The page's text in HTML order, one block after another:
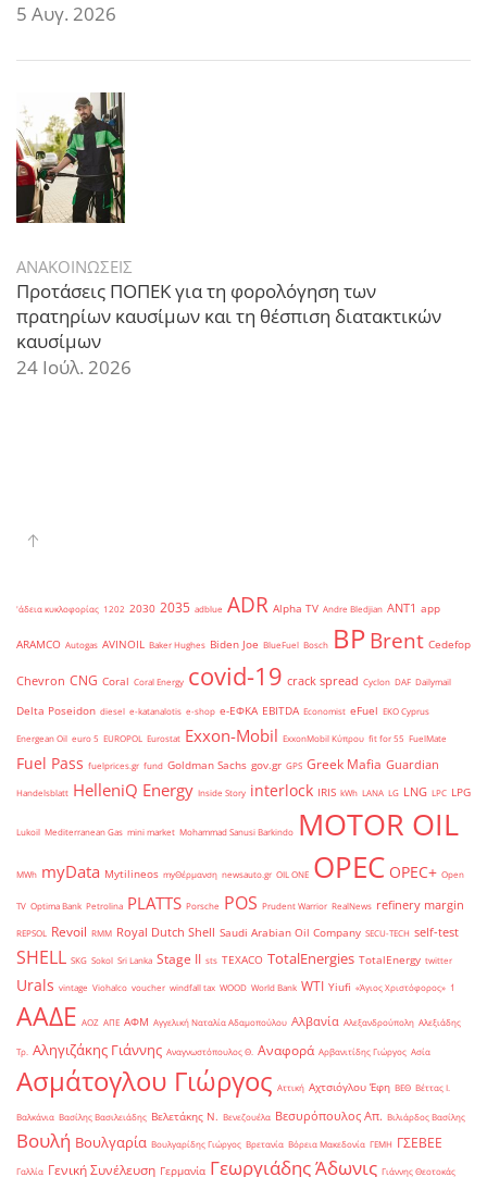
5 Αυγ. 2026
ΑΝΑΚΟΙΝΩΣΕΙΣ
Προτάσεις ΠΟΠΕΚ για τη φορολόγηση των
πρατηρίων καυσίμων και τη θέσπιση διατακτικών
καυσίμων
24 Ιούλ. 2026
'άδεια κυκλοφορίας 1202 2030 2035 adblue ADR Alpha TV Andre Bledjian ANT1 app
ARAMCO Autogas AVINOIL Baker Hughes Biden Joe BlueFuel Bosch BPBrent Cedefop
Chevron CNG Coral Coral Energy covid-19 crack spread Cyclon DAF Dailymail
Delta Poseidon diesel e-katanalotis e-shop e-ΕΦΚΑ EBITDA Economist eFuel EKO Cyprus
Energean Oil euro 5 EUROPOL Eurostat Exxon-Mobil ExxonMobil Κύπρου fit for 55 FuelMate
Fuel Pass fuelprices.gr fund Goldman Sachs gov.gr GPS Greek Mafia Guardian
Handelsblatt HelleniQ Energy Inside Story interlock IRIS kWh LANA LG LNG LPC LPG
Lukoil Mediterranean Gas mini market Mohammad Sanusi Barkindo MOTOR OIL
MWh myData Mytilineos myΘέρμανση newsauto.gr OIL ONE OPEC OPEC+ Open
TV Optima Bank Petrolina PLATTS Porsche POS Prudent Warrior RealNews refinery margin
REPSOL Revoil RMM Royal Dutch Shell Saudi Arabian Oil Company SECU-TECH self-test
SHELL SKG Sokol Sri Lanka Stage II sts TEXACO TotalEnergies TotalEnergy twitter
Urals vintage Viohalco voucher windfall tax WOOD World Bank WTI Yiufi «Άγιος Χριστόφορος» ΄1
ΑΑΔΕ ΑΟΖ ΑΠΕ ΑΦΜ Αγγελική Ναταλία Αδαμοπούλου Αλβανία Αλεξανδρούπολη Αλεξιάδης
Τρ. Αληγιζάκης Γιάννης Αναγνωστόπουλος Θ. Αναφορά Αρβανιτίδης Γιώργος Ασία
Ασμάτογλου Γιώργος Αττική Αχτσιόγλου Έφη ΒΕΘ Βέττας Ι.
Βαλκάνια Βασίλης Βασιλειάδης Βελετάκης Ν. Βενεζουέλα Βεσυρόπουλος Απ. Βιλιάρδος Βασίλης
Βουλή Βουλγαρία Βουλγαρίδης Γιώργος Βρετανία Βόρεια Μακεδονία ΓΕΜΗ ΓΣΕΒΕΕ
Γαλλία Γενική Συνέλευση Γερμανία Γεωργιάδης Άδωνις Γιάννης Θεοτοκάς